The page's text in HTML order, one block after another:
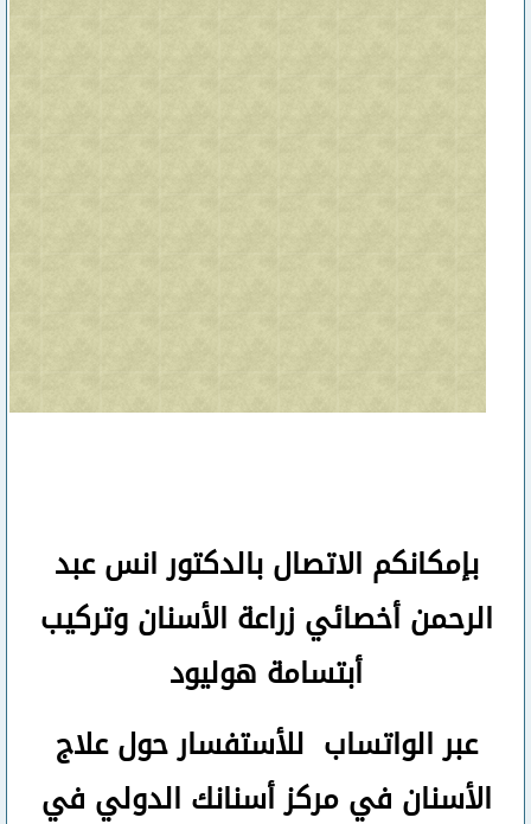
بإمكانكم الاتصال بالدكتور انس عبد
الرحمنأخصائي زراعة الأسنان وتركيب
أبتسامة هوليود
عبر الواتساب للأستفسار حول علاج
الأسنان في مركز أسنانك الدولي في